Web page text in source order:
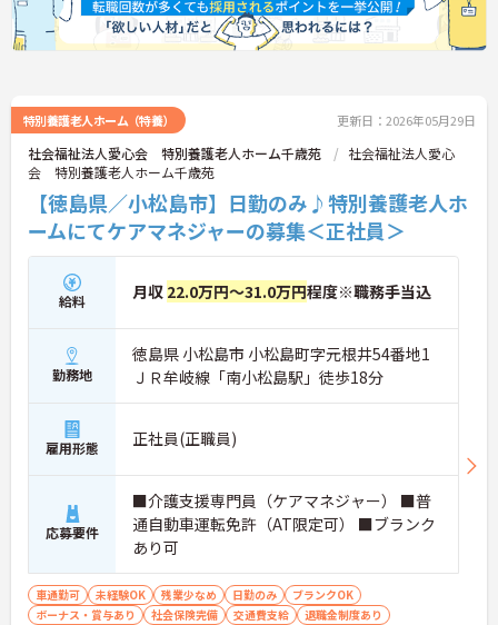
特別養護老人ホーム（特養） 更新日：2026年05月29日
社会福祉法人愛心会 特別養護老人ホーム千歳苑
社会福祉法人愛心
会 特別養護老人ホーム千歳苑
【徳島県／小松島市】日勤のみ♪特別養護老人ホ
ームにてケアマネジャーの募集＜正社員＞
給料 月収 22.0万円～31.0万円程度※職務手当込
勤務地
徳島県 小松島市 小松島町字元根井54番地1
ＪＲ牟岐線「南小松島駅」徒歩18分
雇用形態 正社員(正職員)
応募要件
■介護支援専門員（ケアマネジャー） ■普
通自動車運転免許（AT限定可） ■ブランク
あり可
車通勤可 未経験OK 残業少なめ 日勤のみ
ブランクOK
ボーナス・賞与あり
社会保険完備 交通費支給 退職金制度あり